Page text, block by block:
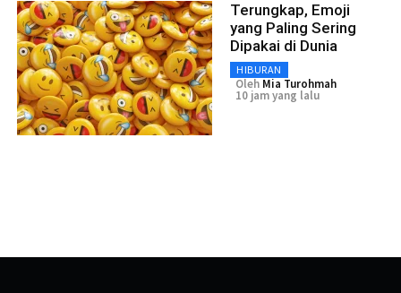
Terungkap, Emoji
yang Paling Sering
Dipakai di Dunia
HIBURAN
Oleh Mia Turohmah
10 jam yang lalu